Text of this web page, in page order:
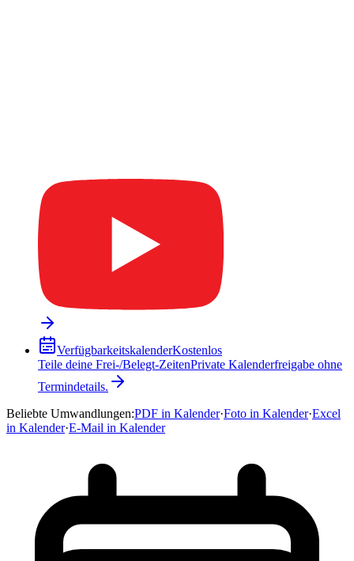
VerfügbarkeitskalenderKostenlos
Teile deine Frei-/Belegt-ZeitenPrivate Kalenderfreigabe ohne
Termindetails.
Beliebte Umwandlungen:PDF in Kalender·Foto in Kalender·Excel
in Kalender·E-Mail in Kalender